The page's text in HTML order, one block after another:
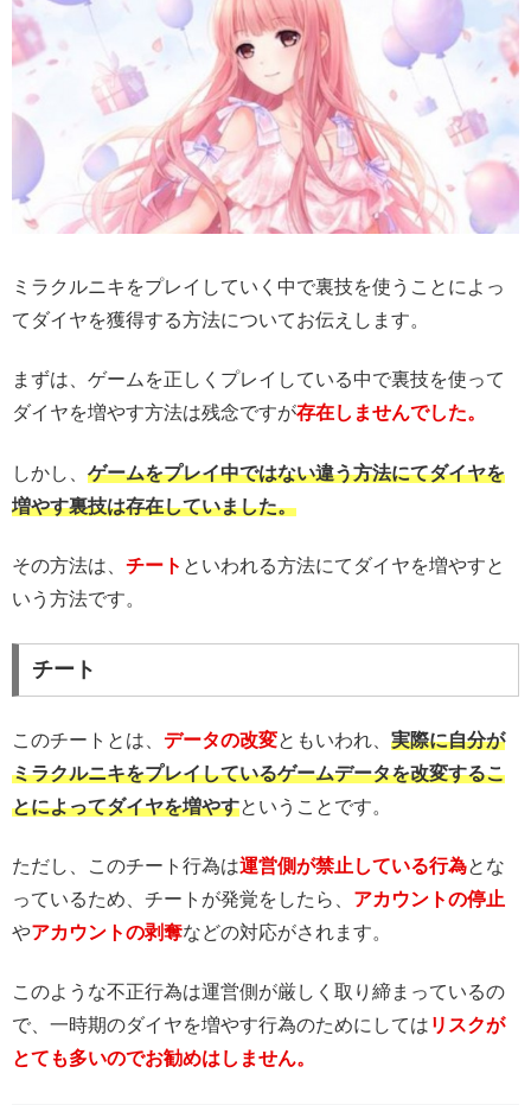
ミラクルニキをプレイしていく中で裏技を使うことによっ
てダイヤを獲得する方法についてお伝えします。
まずは、ゲームを正しくプレイしている中で裏技を使って
ダイヤを増やす方法は残念ですが存在しませんでした。
しかし、 ゲームをプレイ中ではない違う方法にてダイヤを
増やす裏技は存在していました。
その方法は、 チート といわれる方法にてダイヤを増やすと
いう方法です。
チート
このチートとは、 データの改変ともいわれ、 実際に自分が
ミラクルニキをプレイしているゲームデータを改変するこ
とによってダイヤを増やすということです。
ただし、このチート行為は運営側が禁止している行為とな
っているため、チートが発覚をしたら、 アカウントの停止
やアカウントの剥奪などの対応がされます。
このような不正行為は運営側が厳しく取り締まっているの
で、一時期のダイヤを増やす行為のためにしては リスクが
とても多いのでお勧めはしません。